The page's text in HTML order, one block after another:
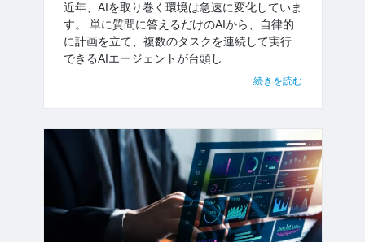
近年、AIを取り巻く環境は急速に変化していま
す。 単に質問に答えるだけのAIから、自律的
に計画を立て、複数のタスクを連続して実行
できるAIエージェントが台頭し
続きを読む